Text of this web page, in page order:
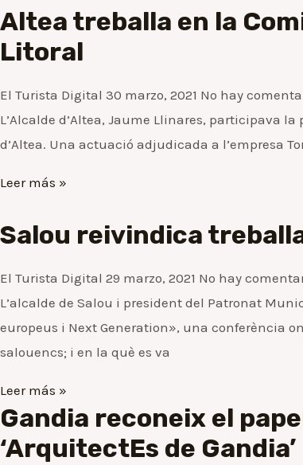
Altea treballa en la
Litoral
El Turista Digital 30 marzo, 2021 No hay
L’Alcalde d’Altea, Jaume Llinares, participava
d’Altea. Una actuació adjudicada a l’empresa
Leer más »
Salou reivindica
El Turista Digital 29 marzo, 2021 No hay
L’alcalde de Salou i president del Patronat
europeus i Next Generation», una conferència
salouencs; i en la què es va
Leer más »
Gandia reconeix el
‘ArquitectEs de Gandia’